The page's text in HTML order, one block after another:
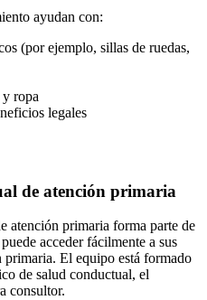
ayudan con:
(por ejemplo, sillas de ruedas,
ropa
legales
de atención primaria
atención primaria forma parte de
acceder fácilmente a sus
El equipo está formado
de salud conductual, el
consultor.